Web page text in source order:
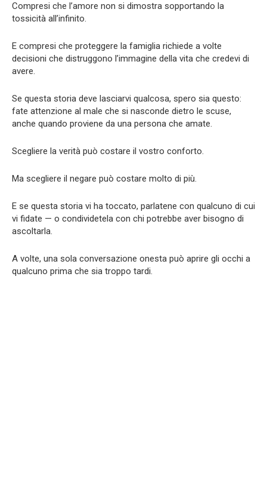
Compresi che l’amore non si dimostra sopportando la
tossicità all’infinito.
E compresi che proteggere la famiglia richiede a volte
decisioni che distruggono l’immagine della vita che credevi di
avere.
Se questa storia deve lasciarvi qualcosa, spero sia questo:
fate attenzione al male che si nasconde dietro le scuse,
anche quando proviene da una persona che amate.
Scegliere la verità può costare il vostro conforto.
Ma scegliere il negare può costare molto di più.
E se questa storia vi ha toccato, parlatene con qualcuno di cui
vi fidate — o condividetela con chi potrebbe aver bisogno di
ascoltarla.
A volte, una sola conversazione onesta può aprire gli occhi a
qualcuno prima che sia troppo tardi.